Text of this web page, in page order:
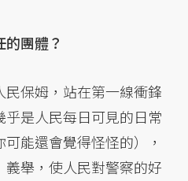
團體？
保姆，站在第一線衝鋒
是人民每日可見的日常
能還會覺得怪怪的），
舉，使人民對警察的好